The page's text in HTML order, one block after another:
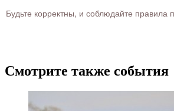
Будьте корректны, и соблюдайте правила
Смотрите также события